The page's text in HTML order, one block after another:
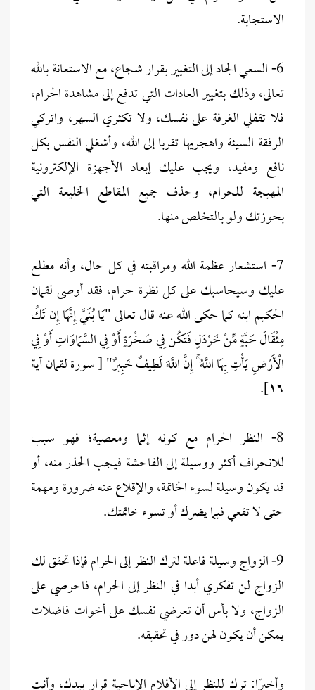
الاستجابة.
6- السعي الجاد إلى التغيير بقرار شجاع، مع الاستعانة بالله
تعالى، وذلك بتغيير العادات التي تدفع إلى مشاهدة الحرام،
فلا تقفلي الغرفة على نفسك، ولا تكثري السهر، واتركي
الرفقة السيئة واهجريها تقربا إلى الله، وأشغلي النفس بكل
نافع ومفيد، ويجب عليك إبعاد الأجهزة الإلكترونية
المهيجة للحرام، وحذف جميع المقاطع الخليعة التي
بحوزتك ولو بالتخلص منها.
7- استشعار عظمة الله ومراقبته في كل حال، وأنه مطلع
عليك وسيحاسبك على كل نظرة حرام، فقد أوصى لقمان
الحكيم ابنه كما حكى الله عنه قال تعالى "يَا بُنَيَّ إِنَّهَا إِن تَكُ
مِثْقَالَ حَبَّةٍ مِّنْ خَرْدَلٍ فَتَكُن فِي صَخْرَةٍ أَوْ فِي السَّمَاوَاتِ أَوْ فِي
الْأَرْضِ يَأْتِ بِهَا اللَّهُ ۚ إِنَّ اللَّهَ لَطِيفٌ خَبِيرٌ" [ سورة لقمان آية
١٦].
8- النظر الحرام مع كونه إثما ومعصية؛ فهو سبب
للانحراف أكثر ووسيلة إلى الفاحشة فيجب الحذر منه، أو
قد يكون وسيلة لسوء الخاتمة، والإقلاع عنه ضرورة ومهمة
حتى لا تقعي فيما يضرك أو تسوء خاتمتك.
9- الزواج وسيلة فاعلة لترك النظر إلى الحرام فإذا تحقق لك
الزواج لن تفكري أبدا في النظر إلى الحرام، فاحرصي على
الزواج، ولا بأس أن تعرضي نفسك على أخوات فاضلات
يمكن أن يكون لهن دور في تحقيقه.